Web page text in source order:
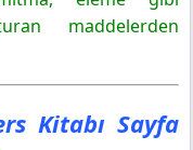
129 Cevapları
maddelerden
Kitabı Sayfa